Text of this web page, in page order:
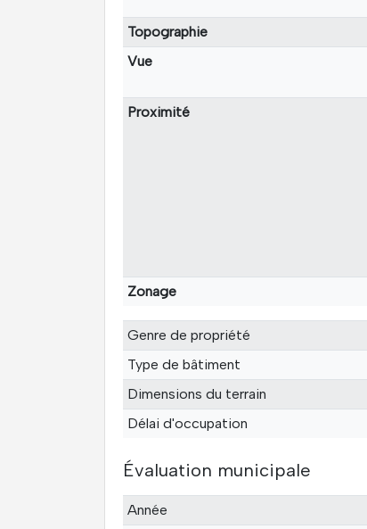
Topographie
Vue
Proximité
Zonage
Genre de propriété
Type de bâtiment
Dimensions du terrain
Délai d'occupation
Évaluation municipale
Année